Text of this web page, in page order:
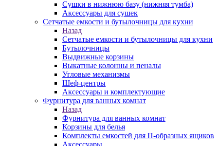
Сушки в нижнюю базу (нижняя тумба)
Аксессуары для сушек
Сетчатые емкости и бутылочницы для кухни
Назад
Сетчатые емкости и бутылочницы для кухни
Бутылочницы
Выдвижные корзины
Выкатные колонны и пеналы
Угловые механизмы
Шеф-центры
Аксессуары и комплектующие
Фурнитура для ванных комнат
Назад
Фурнитура для ванных комнат
Корзины для белья
Комплекты емкостей для П-образных ящиков
Аксессуары